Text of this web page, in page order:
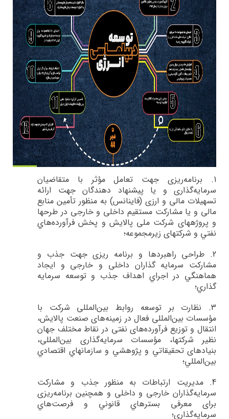
1.
برنامه‌ريزي جهت تعامل مؤثر با متقاضيان
سرمايه‌گذاري و يا پيشنهاد دهندگان جهت ارائه
تسهيلات مالي و ارزي (فاينانس) به منظور تأمين منابع
مالي و يا مشاركت مستقيم داخلي و خارجي در طرح­ها
و پروژه­هاي شركت ملي پالايش و پخش فرآورده‌هاي
نفتي و شرکت­های زیرمجموعه؛
2.
طراحي راهبردها و برنامه ­ريزي جهت جذب و
مشاركت سرمايه گذاران داخلي و خارجي و ايجاد
هماهنگي در اجراي اهداف جذب و توسعه سرمايه
گذاري؛
3.
نظارت بر توسعه روابط بين‌المللي شركت با
مؤسسات بين‌المللي فعال در زمينه‌هاي صنعت پالايش،
انتقال و توزيع فرآورده‌هاي نفتي در نقاط مختلف جهان
نظير شركت­ها، مؤسسات سرمايه‌گذاري بين‌المللي،
بنيادهاي تحقيقاتي و پژوهشي و سازمان­هاي اقتصادي
بين‌المللي؛
4.
مديريت ارتباطات به منظور جذب و مشاركت
سرمايه‌گذاران خارجي و داخلي و همچنين برنامه‌ريزي
براي معرفي بسترهاي قانوني و فرصت‌هاي
سرمايه‌گذاري؛